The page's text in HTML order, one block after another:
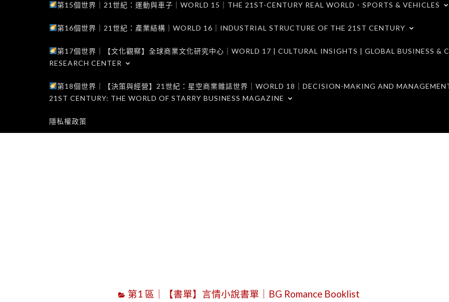
第15個世界｜21世紀：運動與車子｜WORLD 15｜THE 21ST-CENTURY REAL WORLD．SPORTS & VEHICLES
第16個世界｜21世紀：產業結構｜WORLD 16｜INDUSTRIAL STRUCTURE OF THE 21ST CENTURY
第17個世界｜【文化觀察】全球商業文化研究中心｜WORLD 17 | CULTURAL INSIGHTS | GLOBAL BUSINESS &
RESEARCH CENTER
第18個世界｜【決策與經營】21世紀：星空商業雜誌世界｜WORLD 18｜DECISION-MAKING AND
21ST CENTURY: THE WORLD OF STARRY BUSINESS MAGAZINE
隱私權政策
第1 區｜【書單】言情小說書單｜BG Romance Booklist